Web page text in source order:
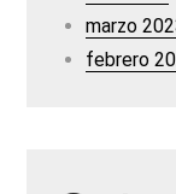
marzo
febrero